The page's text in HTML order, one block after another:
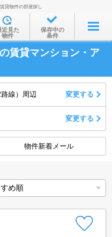
から
から
社から
貸物件の部屋探し
近見た
物件
保存中の
条件
賃貸マンション・ア
線）周辺 変更する
変更する
物件新着メール